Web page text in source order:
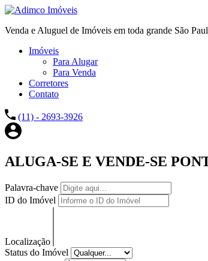
Venda e Aluguel de Imóveis em toda grande São
Imóveis
Para Alugar
Para Venda
Corretores
Contato
(11) - 2693-3926
ALUGA-SE E VENDE-SE
Palavra-chave
ID do Imóvel
Localização
Status do Imóvel